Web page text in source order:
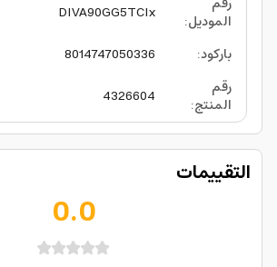
الموديل:
DIVA90GG5TCIx
باركود:
8014747050336
رقم
المنتج:
4326604
التقييمات
0.0